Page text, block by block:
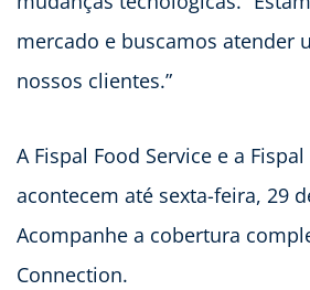
mercado e buscamos atender
nossos clientes.”
A Fispal Food Service e a
acontecem até sexta-feira, 29
Acompanhe a cobertura
Connection.